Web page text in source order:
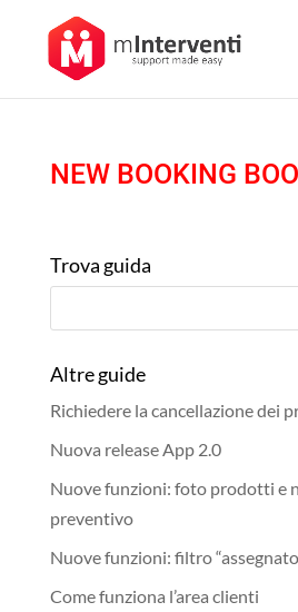
NEW BOOKING
Trova guida
Altre guide
Richiedere la cancellazione dei
Nuova release App 2.0
Nuove funzioni: foto prodotti e
preventivo
Nuove funzioni: filtro
Come funziona l’area clienti